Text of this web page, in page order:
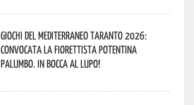
Giochi del Mediterraneo Taranto 2026:
convocata la fiorettista potentina
Palumbo. In bocca al lupo!